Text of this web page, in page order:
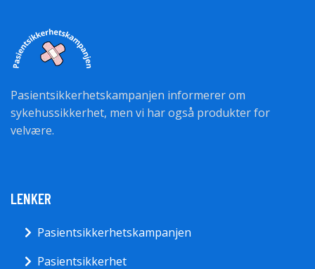
Pasientsikkerhetskampanjen informerer om
sykehussikkerhet, men vi har også produkter for
velvære.
LENKER
Pasientsikkerhetskampanjen
Pasientsikkerhet